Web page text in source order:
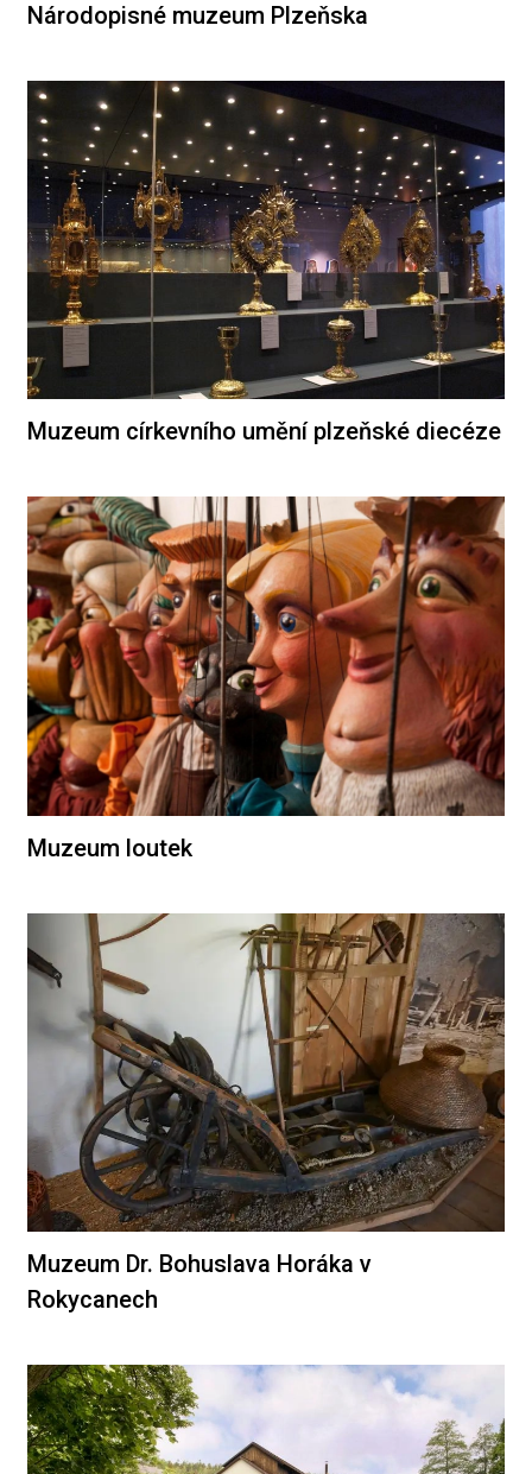
Národopisné muzeum Plzeňska
Muzeum církevního umění plzeňské diecéze
Muzeum loutek
Muzeum Dr. Bohuslava Horáka v
Rokycanech